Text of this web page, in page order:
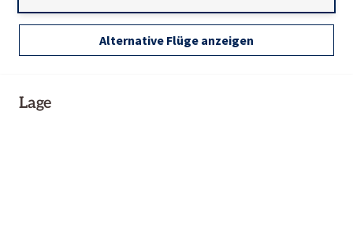
Alternative Flüge anzeigen
Lage